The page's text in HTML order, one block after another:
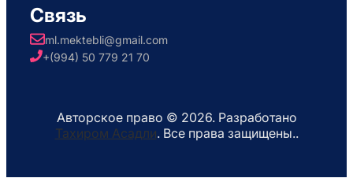
Связь
ml.mektebli@gmail.com
+(994) 50 779 21 70
Авторское право © 2026. Разработано
Тахиром Асадли. Все права защищены..